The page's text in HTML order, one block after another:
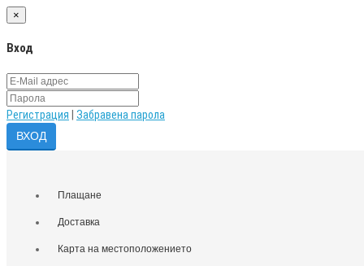
×
Вход
Регистрация Забравена парола
Плащане
Доставка
Карта на местоположението